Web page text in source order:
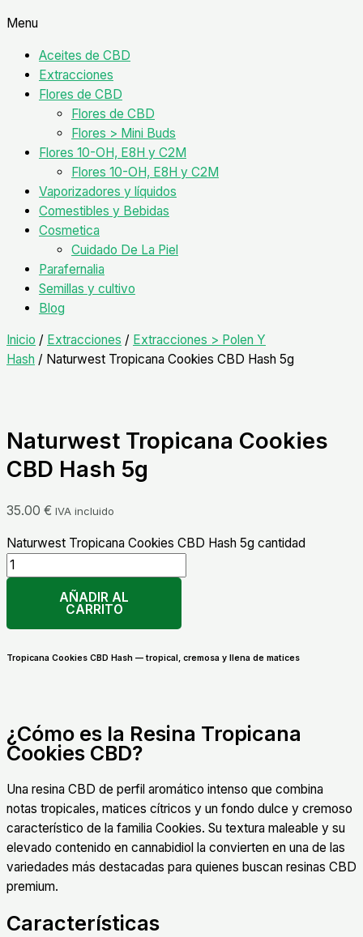
Menu
Aceites de CBD
Extracciones
Flores de CBD
Flores de CBD
Flores > Mini Buds
Flores 10-OH, E8H y C2M
Flores 10-OH, E8H y C2M
Vaporizadores y líquidos
Comestibles y Bebidas
Cosmetica
Cuidado De La Piel
Parafernalia
Semillas y cultivo
Blog
Inicio / Extracciones / Extracciones > Polen Y
Hash / Naturwest Tropicana Cookies CBD Hash 5g
Naturwest Tropicana Cookies
CBD Hash 5g
35.00 € IVA incluido
Naturwest Tropicana Cookies CBD Hash 5g cantidad
AÑADIR AL
CARRITO
Tropicana Cookies CBD Hash — tropical, cremosa y llena de matices
¿Cómo es la Resina Tropicana
Cookies CBD?
Una resina CBD de perfil aromático intenso que combina
notas tropicales, matices cítricos y un fondo dulce y cremoso
característico de la familia Cookies. Su textura maleable y su
elevado contenido en cannabidiol la convierten en una de las
variedades más destacadas para quienes buscan resinas CBD
premium.
Características